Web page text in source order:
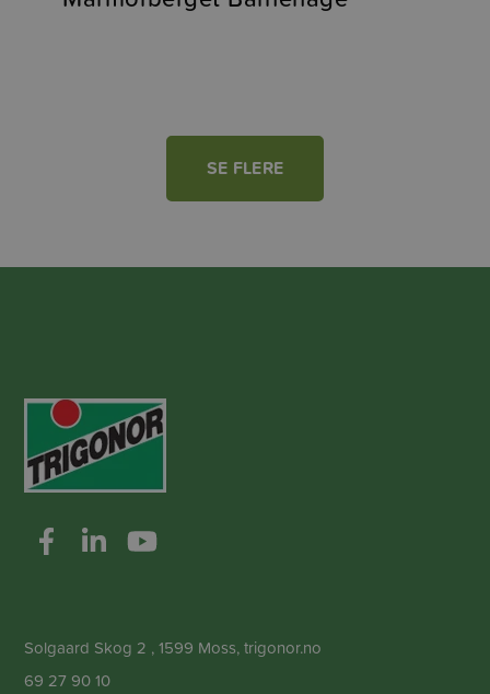
SE FLERE
Solgaard Skog 2 , 1599 Moss, trigonor.no
69 27 90 10